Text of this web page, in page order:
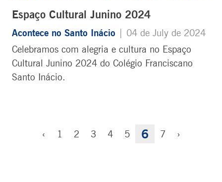
Espaço Cultural Junino 2024
Acontece no Santo Inácio
| 04 de July de 2024
Celebramos com alegria e cultura no Espaço
Cultural Junino 2024 do Colégio Franciscano
Santo Inácio.
‹ 1 2 3 4 5 6 7 ›